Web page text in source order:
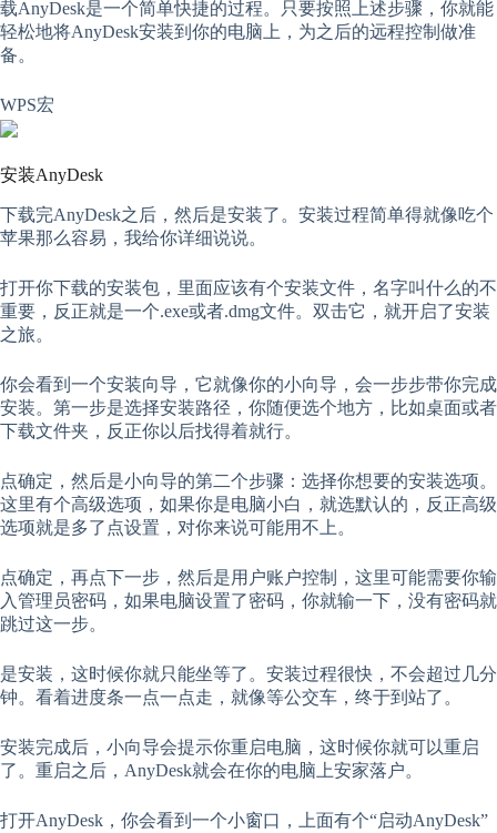
载AnyDesk是一个简单快捷的过程。只要按照上述步骤，你就能
轻松地将AnyDesk安装到你的电脑上，为之后的远程控制做准
备。
WPS宏
安装AnyDesk
下载完AnyDesk之后，然后是安装了。安装过程简单得就像吃个
苹果那么容易，我给你详细说说。
打开你下载的安装包，里面应该有个安装文件，名字叫什么的不
重要，反正就是一个.exe或者.dmg文件。双击它，就开启了安装
之旅。
你会看到一个安装向导，它就像你的小向导，会一步步带你完成
安装。第一步是选择安装路径，你随便选个地方，比如桌面或者
下载文件夹，反正你以后找得着就行。
点确定，然后是小向导的第二个步骤：选择你想要的安装选项。
这里有个高级选项，如果你是电脑小白，就选默认的，反正高级
选项就是多了点设置，对你来说可能用不上。
点确定，再点下一步，然后是用户账户控制，这里可能需要你输
入管理员密码，如果电脑设置了密码，你就输一下，没有密码就
跳过这一步。
是安装，这时候你就只能坐等了。安装过程很快，不会超过几分
钟。看着进度条一点一点走，就像等公交车，终于到站了。
安装完成后，小向导会提示你重启电脑，这时候你就可以重启
了。重启之后，AnyDesk就会在你的电脑上安家落户。
打开AnyDesk，你会看到一个小窗口，上面有个“启动AnyDesk”